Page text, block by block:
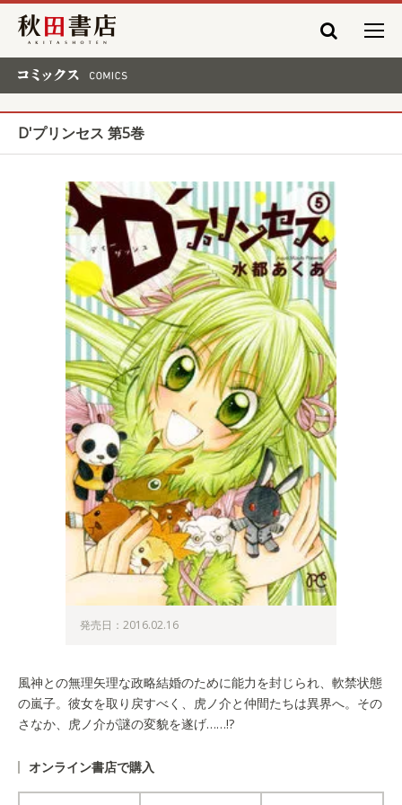
秋田書店
D'プリンセス 第5巻
発売日：2016.02.16
風神との無理矢理な政略結婚のために能力を封じられ、軟禁状態
の嵐子。彼女を取り戻すべく、虎ノ介と仲間たちは異界へ。その
さなか、虎ノ介が謎の変貌を遂げ……!?
オンライン書店で購入